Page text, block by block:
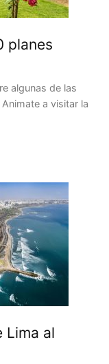
planes
algunas de las
a visitar la
Lima al